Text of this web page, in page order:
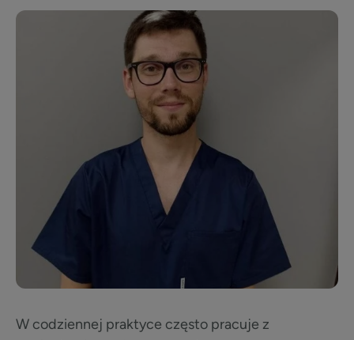
W codziennej praktyce często pracuje z